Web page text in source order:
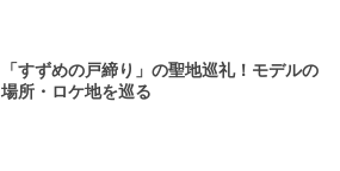
「すずめの戸締り」の聖地巡礼！モデルの
場所・ロケ地を巡る